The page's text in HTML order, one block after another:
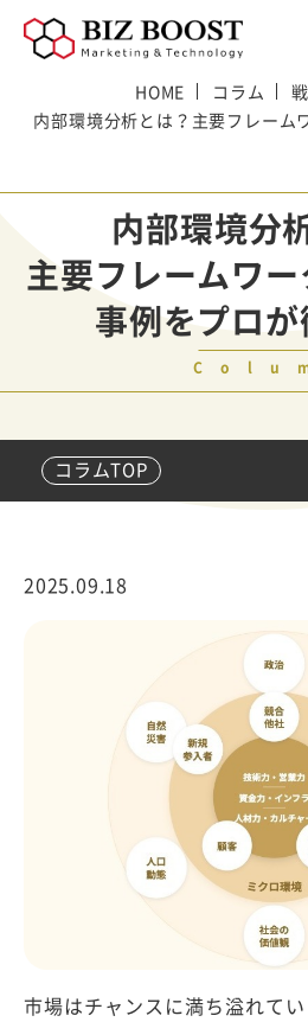
HOME コラム
内部環境分析とは？主要フレーム
内部環境分
主要フレームワ
事例をプロ
コラムTOP
2025.09.18
市場はチャンスに満ち溢れて